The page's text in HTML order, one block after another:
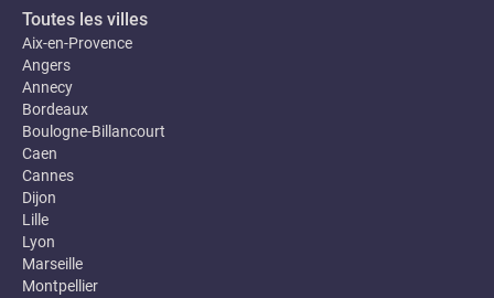
Toutes les villes
Aix-en-Provence
Angers
Annecy
Bordeaux
Boulogne-Billancourt
Caen
Cannes
Dijon
Lille
Lyon
Marseille
Montpellier